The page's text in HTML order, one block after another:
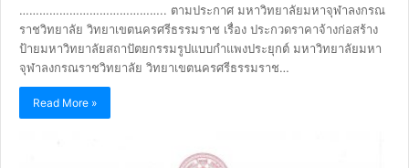
…………………………………….. ตามประกาศ มหาวิทยาลัยมหาจุฬาลงกรณ
ราชวิทยาลัย วิทยาเขตนครศรีธรรมราช เรื่อง ประกวดราคาจ้างก่อสร้าง
ป้ายมหาวิทยาลัยสถาปัตยกรรมรูปแบบกำแพงประยุกต์ มหาวิทยาลัยมหา
จุฬาลงกรณราชวิทยาลัย วิทยาเขตนครศรีธรรมราช…
Read More »